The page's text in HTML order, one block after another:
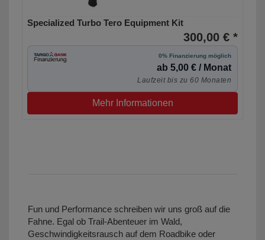
Specialized Turbo Tero Equipment Kit
300,00 € *
0% Finanzierung möglich
ab 5,00 € / Monat
Laufzeit bis zu 60 Monaten
Mehr Informationen
Fun und Performance schreiben wir uns groß auf die
Fahne. Egal ob Trail-Abenteuer im Wald,
Geschwindigkeitsrausch auf dem Roadbike oder